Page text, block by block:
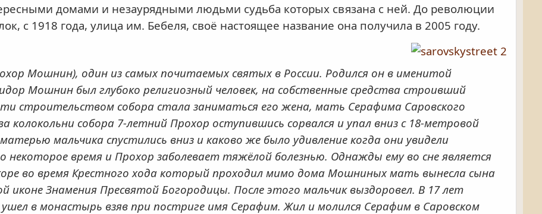
домами и незаурядными людьми судьба которых связана с ней. До революции
с 1918 года, улица им. Бебеля, своё настоящее название она получила в 2005 году.
Мошнин), один из самых почитаемых святых в России. Родился он в именитой
Мошнин был глубоко религиозный человек, на собственные средства строивший
строительством собора стала заниматься его жена, мать Серафима Саровского
собора 7-летний Прохор оступившись сорвался и упал вниз с 18-метровой
мальчика спустились вниз и каково же было удивление когда они увидели
некоторое время и Прохор заболевает тяжёлой болезнью. Однажды ему во сне является
во время Крестного хода который проходил мимо дома Мошниных мать вынесла сына
Знамения Пресвятой Богородицы. После этого мальчик выздоровел. В 17 лет
в монастырь взяв при постриге имя Серафим. Жил и молился Серафим в Саровском